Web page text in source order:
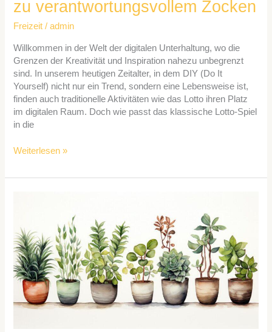
zu verantwortungsvollem Zocken
Freizeit /admin
Willkommen in der Welt der digitalen Unterhaltung, wo die
Grenzen der Kreativität und Inspiration nahezu unbegrenzt
sind. In unserem heutigen Zeitalter, in dem DIY (Do It
Yourself) nicht nur ein Trend, sondern eine Lebensweise ist,
finden auch traditionelle Aktivitäten wie das Lotto ihren Platz
im digitalen Raum. Doch wie passt das klassische Lotto-Spiel
in die
Weiterlesen »
Pflanzgefäße
Ihren
Garten
Verwandeln
Können